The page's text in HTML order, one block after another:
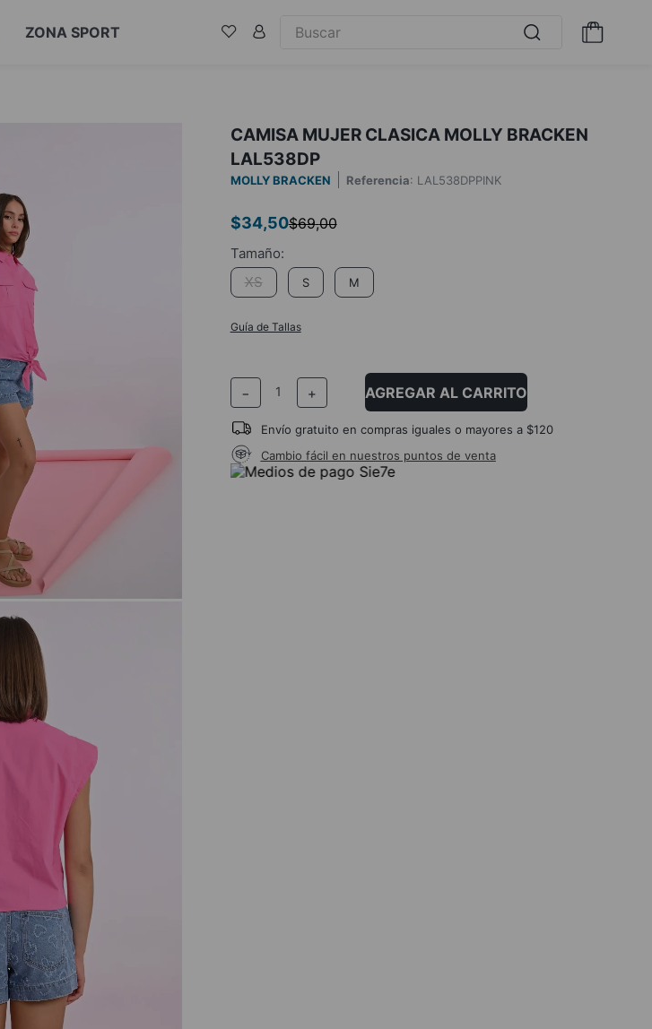
ZONA SPORT
CAMISA MUJER CLASICA MOLLY BRACKEN
LAL538DP
MOLLY BRACKEN Referencia: LAL538DPPINK
$34,50$69,00
XS S M
Guía de Tallas
＋
－ AGREGAR AL CARRITO
Envío gratuito en compras iguales o mayores a $120
Cambio fácil en nuestros puntos de venta